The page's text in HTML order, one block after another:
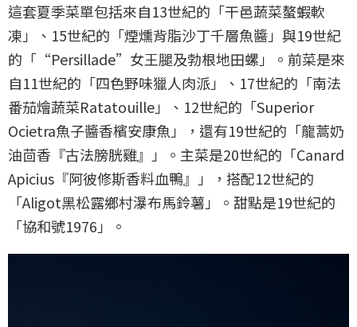
這套夏季菜單包括來自13世紀的「干邑蔬菜螯蝦軟
凍」、15世紀的「煙燻背脂沙丁千層魚醬」與19世紀
的「“Persillade”女王腿及勃根地田螺」。前菜是來
自11世紀的「四色野味獵人肉派」、17世紀的「南法
番茄燴蔬菜Ratatouille」、12世紀的「Superior
Ocietra魚子醬香檳安康魚」，還有19世紀的「龍蒿奶
油茴香『古法膀胱雞』」。主菜是20世紀的「Canard
Apicius『阿彼修斯香料血鴨』」，搭配12世紀的
「Aligot黑松露鄉村瀑布馬鈴薯」。甜點是19世紀的
「協和號1976」。